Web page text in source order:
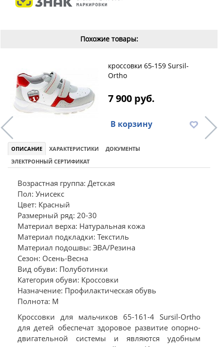
Похожие товары:
кроссовки 65-159 Sursil-
Ortho
7 900 руб.
В корзину
ОПИСАНИЕ ХАРАКТЕРИСТИКИ
ДОКУМЕНТЫ
ЭЛЕКТРОННЫЙ СЕРТИФИКАТ
Возрастная группа: Детская
Пол: Унисекс
Цвет: Красный
Размерный ряд: 20-30
Материал верха: Натуральная кожа
Материал подкладки: Текстиль
Материал подошвы: ЭВА/Резина
Сезон: Осень-Весна
Вид обуви: Полуботинки
Категория обуви: Кроссовки
Назначение: Профилактическая обувь
Полнота: M
Кроссовки для мальчиков 65-161-4 Sursil-Ortho
для детей обеспечат здоровое развитие опорно-
двигательной системы и являются удобным